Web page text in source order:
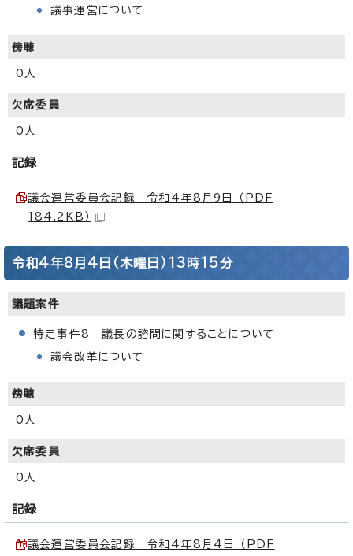
議事運営について
傍聴
0人
欠席委員
0人
記録
議会運営委員会記録 令和4年8月9日 （PDF
184.2KB）
令和4年8月4日（木曜日）13時15分
議題案件
特定事件8 議長の諮問に関することについて
議会改革について
傍聴
0人
欠席委員
0人
記録
議会運営委員会記録 令和4年8月4日 （PDF